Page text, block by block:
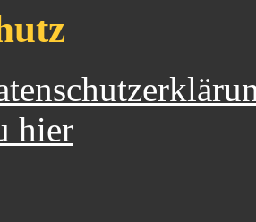
hier